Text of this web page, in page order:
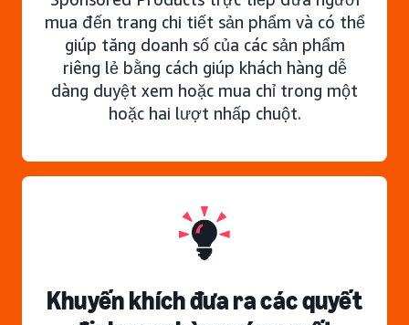
mua đến trang chi tiết sản phẩm và có thể
giúp tăng doanh số của các sản phẩm
riêng lẻ bằng cách giúp khách hàng dễ
dàng duyệt xem hoặc mua chỉ trong một
hoặc hai lượt nhấp chuột.
Khuyến khích đưa ra các quyết